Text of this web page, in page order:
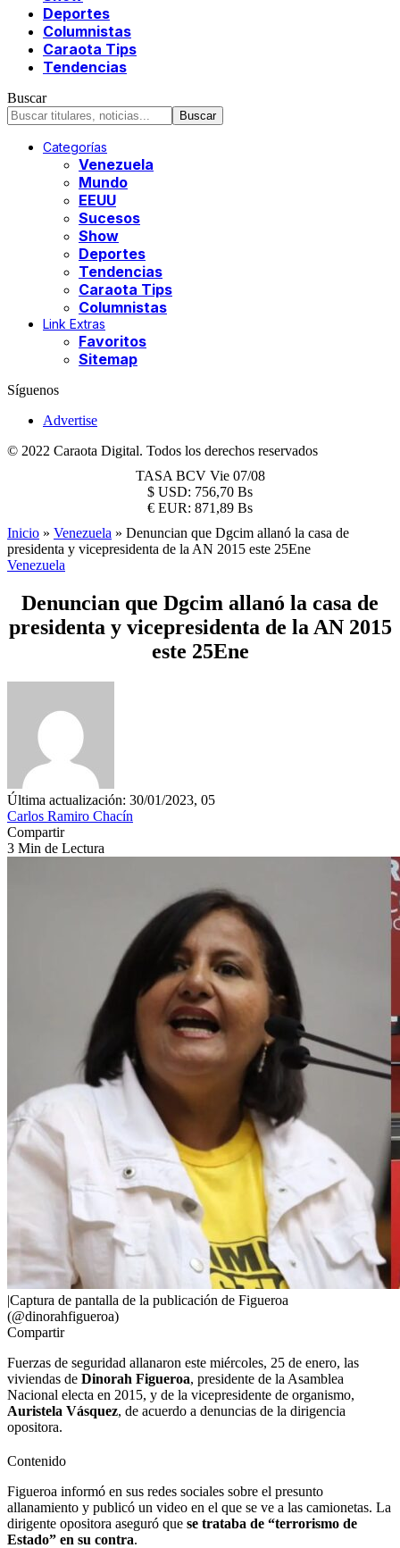
Deportes
Columnistas
Caraota Tips
Tendencias
Buscar
Categorías
Venezuela
Mundo
EEUU
Sucesos
Show
Deportes
Tendencias
Caraota Tips
Columnistas
Link Extras
Favoritos
Sitemap
Síguenos
Advertise
© 2022 Caraota Digital. Todos los derechos reservados
TASA BCV Vie 07/08
$ USD: 756,70 Bs
€ EUR: 871,89 Bs
Inicio » Venezuela » Denuncian que Dgcim allanó la casa de
presidenta y vicepresidenta de la AN 2015 este 25Ene
Venezuela
Denuncian que Dgcim allanó la casa de
presidenta y vicepresidenta de la AN 2015
este 25Ene
Última actualización: 30/01/2023, 05
Carlos Ramiro Chacín
Compartir
3 Min de Lectura
|Captura de pantalla de la publicación de Figueroa
(@dinorahfigueroa)
Compartir
Fuerzas de seguridad allanaron este miércoles, 25 de enero, las
viviendas de Dinorah Figueroa, presidente de la Asamblea
Nacional electa en 2015, y de la vicepresidente de organismo,
Auristela Vásquez, de acuerdo a denuncias de la dirigencia
opositora.
Contenido
Figueroa informó en sus redes sociales sobre el presunto
allanamiento y publicó un video en el que se ve a las camionetas. La
dirigente opositora aseguró que se trataba de “terrorismo de
Estado” en su contra.